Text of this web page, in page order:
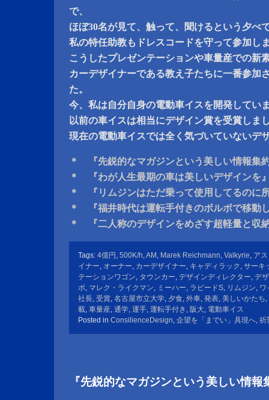
で、
ほぼ30名が見て、触って、聞けるという夕べ
私の特任助教もドレスコードを守って参加し
こうしたプレゼンテーションや車量産での新
カーデザイナーである教え子たちに一番参加
た。
今、私は自分自身の電動車イスを開発してい
以前の車イスは相当にデザイン賞を受賞しま
現在の電動車イスでは全く気づいていないデ
＊ 『先鋭的なマガジンという美しい情報集
＊ 『わが人生最期の車は美しいデザインを
＊ 『リムジンはただ乗って使用してるのに
＊ 『福井時代は運転手付きのボルボで移動
＊ 『二人称のデザインをめざす超軽量と収
Tags: 4億円 , 500K/h,AM , Marek Reichmann, Valkyrie, ア
イナー, オーナー, カーデザイナー, キャディラック , サーキ
テーションワゴン, タウンカー, デザインディレクター, デ
ボ, マレク・ライクマン, ミーハー, ラピードS, リムジン, ワ
社長, 受賞, 名古屋市立大学, 夕食, 外車, 発表, 美しいかたち,
載, 車量産, 通学, 運手, 運転手付き , 阪大, 電動車イス
Posted in ConsilienceDesign, 企望を「までい」具現へ, 祈
『先鋭的なマガジンという美しい情報